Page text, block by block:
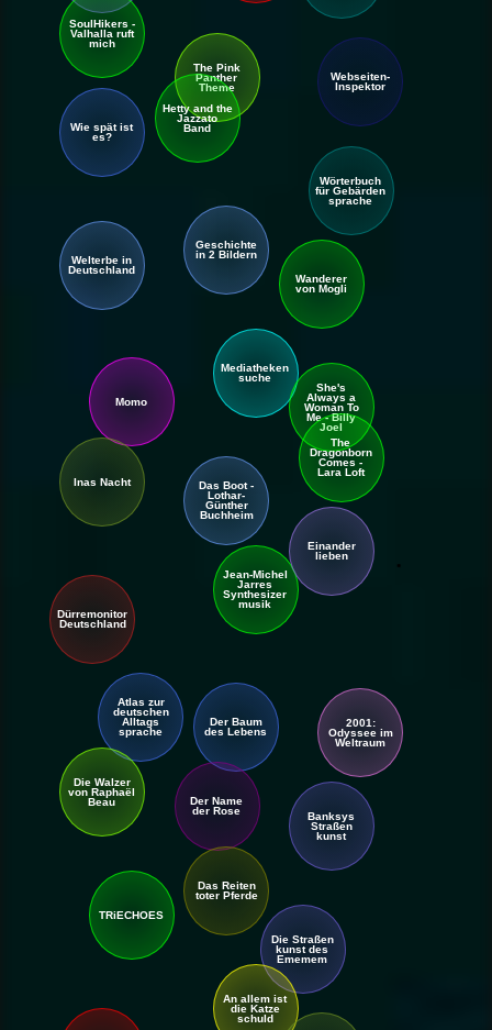
SoulHikers -
Valhalla ruft
mich
The Pink
Panther
Theme
Webseiten-
Inspektor
Wie spät ist
es?
Hetty and the
Jazzato
Band
Wörterbuch
für Gebärden
sprache
Welterbe in
Deutschland
Geschichte
in 2 Bildern
Wanderer
von Mogli
Momo
Mediatheken
suche
She's
Always a
Woman To
Me - Billy
Joel
Inas Nacht
Das Boot -
Lothar-
Günther
Buchheim
The
Dragonborn
Comes -
Lara Loft
Dürremonitor
Deutschland
Jean-Michel
Jarres
Synthesizer
musik
Einander
lieben
Atlas zur
deutschen
Alltags
sprache
Der Baum
des Lebens
2001:
Odyssee im
Weltraum
Die Walzer
von Raphaël
Beau
Der Name
der Rose
Banksys
Straßen
kunst
TRiECHOES
Das Reiten
toter Pferde
Die Straßen
kunst des
Ememem
An allem ist
die Katze
schuld